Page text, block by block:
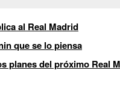
al Real Madrid
que se lo piensa
planes del próximo Real